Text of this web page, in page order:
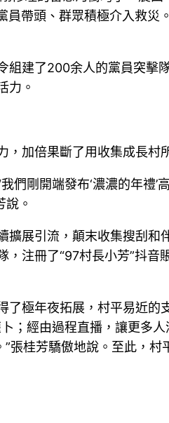
帶頭、群眾積極介入救災
建了200余人的黨員突擊
力。
加倍果斷了用收集成長村
剛開端發布‘濃濃的年禮’
。
展引流，顛末收集搜刮和
注冊了“97村長小芳”抖
極年夜拓展，村平易近的
；經由過程直播，讓更多
張桂芳驕傲地說。至此，